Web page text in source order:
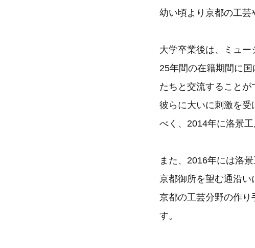
幼い頃より京都の工芸
大学卒業後は、ミュー
25年間の在籍期間に
たちと交流することが
彼らに大いに刺激を受
べく、2014年に洛景工
また、2016年には洛
京都御所を望む通沿い
京都の工芸分野の作り
す。